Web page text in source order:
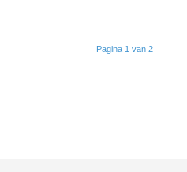
€ 3.599,00.Pagina 1 van 2